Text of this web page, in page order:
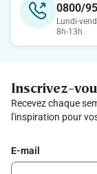
0800/
Lundi-
8h-13h.
Inscrivez-
Recevez chaque
l'inspiration pour
E-mail